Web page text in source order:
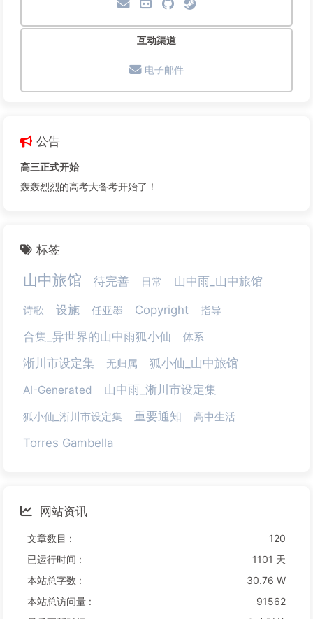
互动渠道
电子邮件
公告
高三正式开始
轰轰烈烈的高考大备考开始了！
标签
山中旅馆 待完善 日常 山中雨_山中旅馆
诗歌 设施 任亚墨 Copyright 指导
合集_异世界的山中雨狐小仙 体系
淅川市设定集 无归属 狐小仙_山中旅馆
AI-Generated 山中雨_淅川市设定集
狐小仙_淅川市设定集 重要通知 高中生活
Torres Gambella
网站资讯
文章数目 :
120
已运行时间 :
1101 天
本站总字数 :
30.76 W
本站总访问量 :
91562